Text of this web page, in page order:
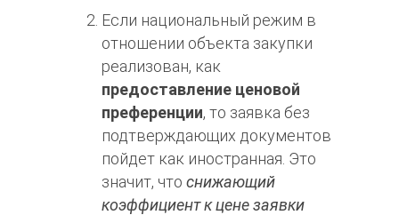
Если национальный режим в
отношении объекта закупки
реализован, как
предоставление ценовой
преференции, то заявка без
подтверждающих документов
пойдет как иностранная. Это
значит, что снижающий
коэффициент к цене заявки